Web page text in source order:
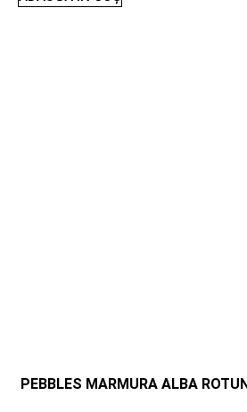
PEBBLES MARMURA ALBA